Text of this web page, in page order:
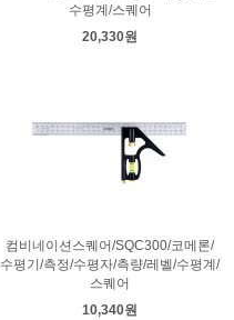
수평계/스퀘어
20,330원
컴비네이션스퀘어/SQC300/코메론/
수평기/측정/수평자/측량/레벨/수평계/
스퀘어
10,340원